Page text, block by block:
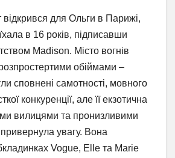
відкрився для Ольги в Парижі,
в 16 років, підписавши
Madison. Місто вогнів
розпростертими обіймами –
сповнені самотності, мовного
конкуренції, але її екзотична
вилицями та пронизливими
увагу. Вона
Vogue, Elle та Marie